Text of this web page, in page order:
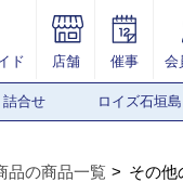
ド 店舗 催事 会
詰合せ ロイズ石垣島
品の商品一覧 その他